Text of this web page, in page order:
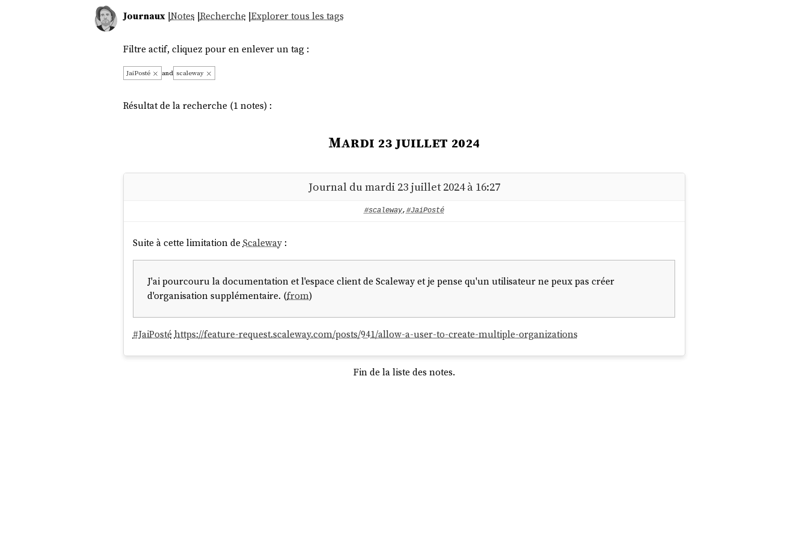
Journaux|Notes |Recherche |Explorer tous les tags
Filtre actif, cliquez pour en enlever un tag :
JaiPosté and scaleway
Résultat de la recherche (1 notes) :
Mardi 23 juillet 2024
Journal du mardi 23 juillet 2024 à 16:27
#scaleway,#JaiPosté
Suite à cette limitation deScaleway:
J'ai pourcouru la documentation et l'espace client de Scaleway et je pense qu'un utilisateur ne peux pas créer
d'organisation supplémentaire. (from)
#JaiPosté https://feature-request.scaleway.com/posts/941/allow-a-user-to-create-multiple-organizations
Fin de la liste des notes.